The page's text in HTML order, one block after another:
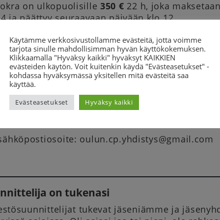
on ulkopuolisille350 € 22 h, joka
ja päättyy seuraavaan päivään klo 12.
tai pidemmistä vuokrauksista voi neuvotella
9107903 tai sähköpostitse
FI24 8000 100155 9864/viite
oulun.cp.yhdistys@gmail.com
on tukenasi
tukevat jäseniämme ja
Käytämme verkkosivustollamme evästeitä, jotta voimme
tarjota sinulle mahdollisimman hyvän käyttökokemuksen.
Klikkaamalla "Hyväksy kaikki" hyväksyt KAIKKIEN
evästeiden käytön. Voit kuitenkin käydä "Evästeasetukset" -
kohdassa hyväksymässä yksitellen mitä evästeitä saa
käyttää.
Evästeasetukset Hyväksy kaikki